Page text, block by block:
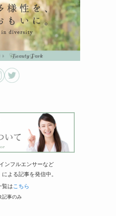
ンフルエンサーなど
よる記事を発信中。
覧は こちら
記事のみ